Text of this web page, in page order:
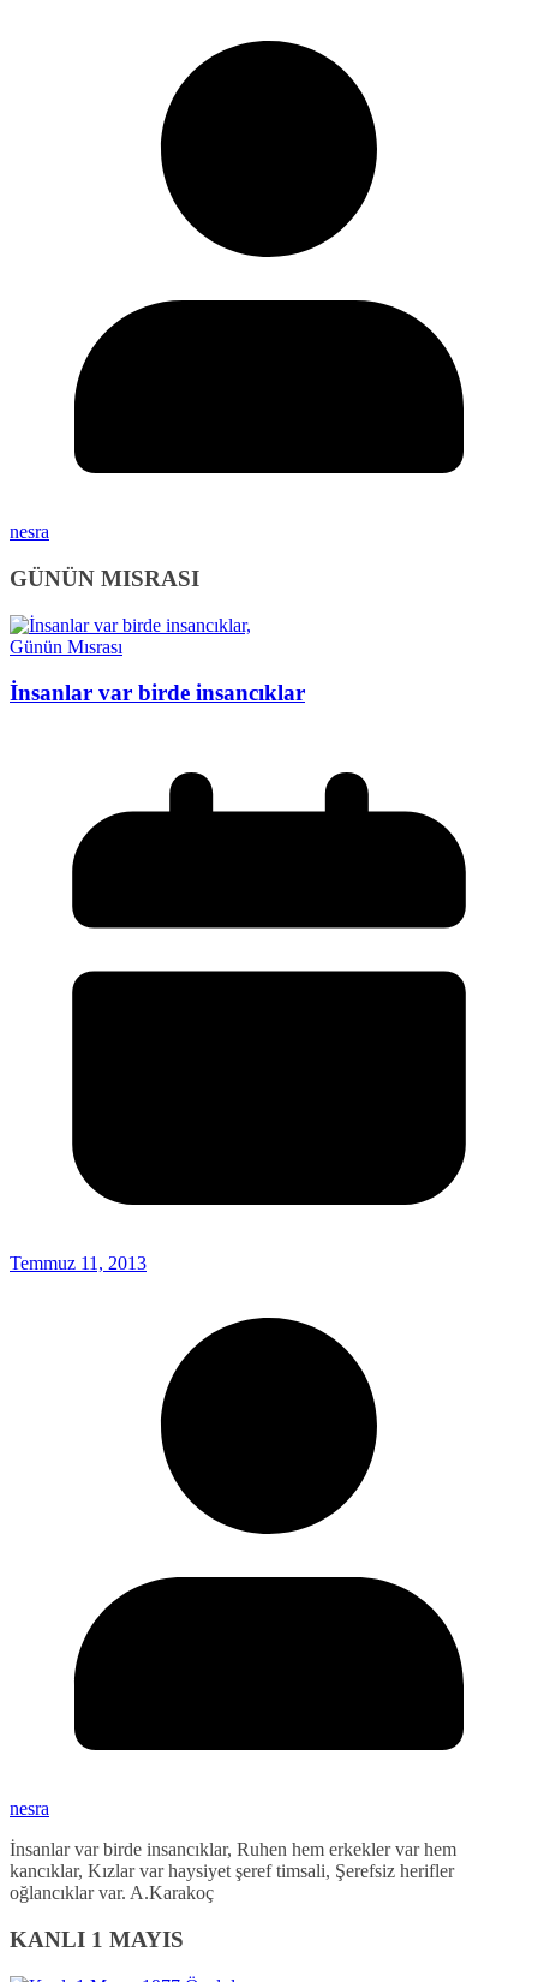
nesra
GÜNÜN MISRASI
Günün Mısrası
İnsanlar var birde insancıklar
Temmuz 11, 2013
nesra
İnsanlar var birde insancıklar, Ruhen hem erkekler var hem
kancıklar, Kızlar var haysiyet şeref timsali, Şerefsiz herifler
oğlancıklar var. A.Karakoç
KANLI 1 MAYIS